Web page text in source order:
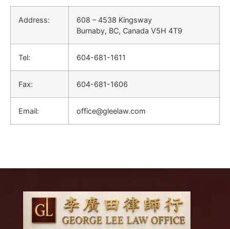
Address:
608 – 4538 Kingsway
Burnaby, BC, Canada V5H 4T9
Tel: 604-681-1611
Fax: 604-681-1606
Email: office@gleelaw.com